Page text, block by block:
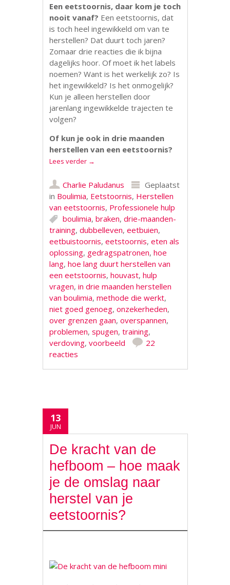
Een eetstoornis, daar kom je toch
nooit vanaf? Een eetstoornis, dat
is toch heel ingewikkeld om van te
herstellen? Dat duurt toch jaren?
Zomaar drie reacties die ik bijna
dagelijks hoor. Of moet ik het labels
noemen? Want is het werkelijk zo? Is
het ingewikkeld? Is het onmogelijk?
Kun je alleen herstellen door
jarenlang ingewikkelde trajecten te
volgen?
Of kun je ook in drie maanden
herstellen van een eetstoornis?
Lees verder →
Charlie Paludanus
Geplaatst
in Boulimia, Eetstoornis, Herstellen
van eetstoornis, Professionele hulp
boulimia,braken,drie-maanden-
training,dubbelleven,eetbuien,
eetbuistoornis,eetstoornis,eten als
oplossing, gedragspatronen,hoe
lang,hoe lang duurt herstellen van
een eetstoornis,houvast,hulp
vragen,in drie maanden herstellen
van boulimia,methode die werkt,
niet goed genoeg,onzekerheden,
over grenzen gaan,overspannen,
problemen,spugen,training,
verdoving,voorbeeld
22
reacties
13
JUN
De kracht van de
hefboom – hoe maak
je de omslag naar
herstel van je
eetstoornis?